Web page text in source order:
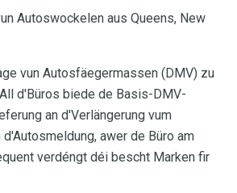
Autoswockelen aus Queens, New
vun Autosfäegermassen (DMV) zu
d'Büros biede de Basis-DMV-
an d'Verlängerung vum
d'Autosmeldung, awer de Büro am
verdéngt déi bescht Marken fir